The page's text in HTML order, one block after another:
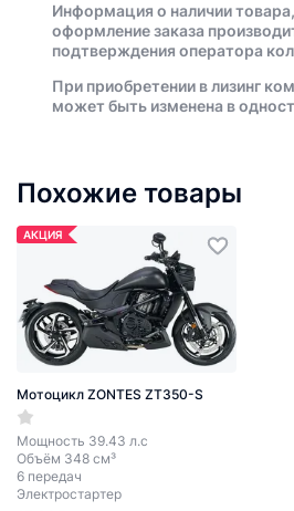
Информация о наличии
оформление заказа
подтверждения оператора
При приобретении в лизинг
может быть изменена в
Похожие товары
АКЦИЯ
Мотоцикл ZONTES ZT350-S
Мощность 39.43 л.с
Объём 348 см³
6 передач
Электростартер